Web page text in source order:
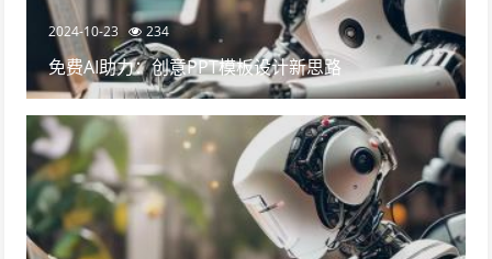
2024-10-23 234
免费AI助力：创意PPT模板设计新思路